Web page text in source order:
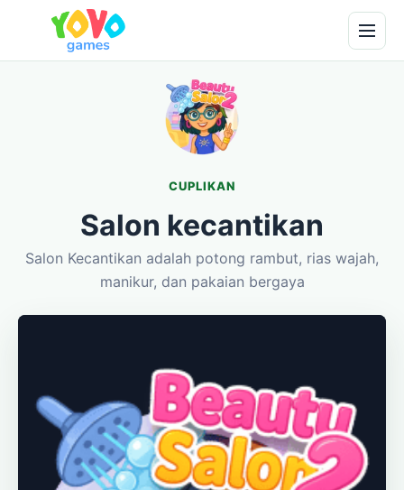
CUPLIKAN
Salon kecantikan
Salon Kecantikan adalah potong rambut, rias wajah,
manikur, dan pakaian bergaya